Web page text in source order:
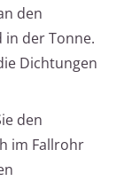
den
der Tonne.
Dichtungen
den
im Fallrohr